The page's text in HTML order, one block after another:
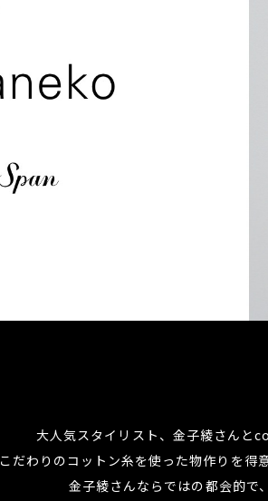
大人気スタイリスト、金子綾さんと
こだわりのコットン糸を使った物作りを
金子綾さんならではの都会的で